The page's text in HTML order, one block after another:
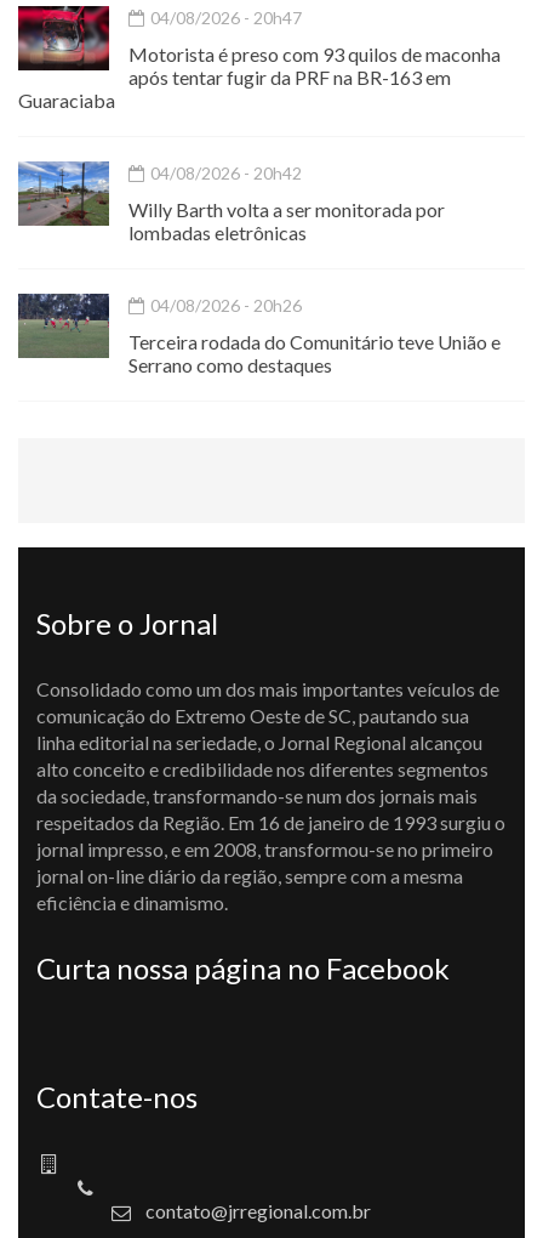
04/08/2026 - 20h47
Motorista é preso com 93 quilos de maconha
após tentar fugir da PRF na BR-163 em
Guaraciaba
04/08/2026 - 20h42
Willy Barth volta a ser monitorada por
lombadas eletrônicas
04/08/2026 - 20h26
Terceira rodada do Comunitário teve União e
Serrano como destaques
Sobre o Jornal
Consolidado como um dos mais importantes veículos de
comunicação do Extremo Oeste de SC, pautando sua
linha editorial na seriedade, o Jornal Regional alcançou
alto conceito e credibilidade nos diferentes segmentos
da sociedade, transformando-se num dos jornais mais
respeitados da Região. Em 16 de janeiro de 1993 surgiu o
jornal impresso, e em 2008, transformou-se no primeiro
jornal on-line diário da região, sempre com a mesma
eficiência e dinamismo.
Curta nossa página no Facebook
Contate-nos
contato@jrregional.com.br